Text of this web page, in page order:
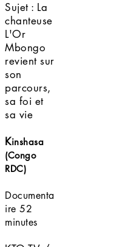
Sujet : La
chanteuse
L'Or
Mbongo
revient sur
son
parcours,
sa foi et
sa vie
Kinshasa
(Congo
RDC)
Documenta
ire 52
minutes